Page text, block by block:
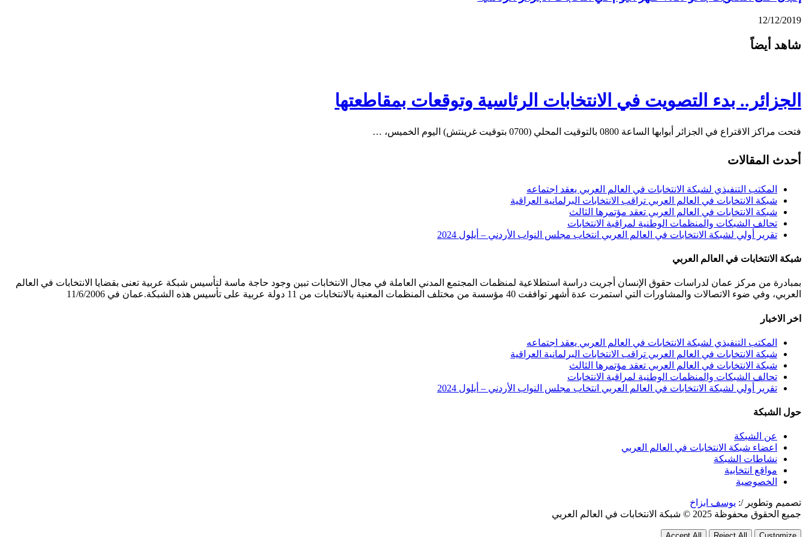
12/12/2019
شاهد أيضاً
الجزائر.. بدء التصويت في الانتخابات الرئاسية وتوقعات بمقاطعتها
فتحت مراكز الاقتراع في الجزائر أبوابها الساعة 0800 بالتوقيت المحلي (0700 بتوقيت غرينتش) اليوم الخميس، …
أحدث المقالات
المكتب التنفيذي لشبكة الانتخابات في العالم العربي يعقد اجتماعه
شبكة الانتخابات في العالم العربي تراقب الانتخابات البرلمانية العراقية
شبكة الانتخابات في العالم العربي تعقد مؤتمرها الثالث
تحالف الشبكات والمنظمات الوطنية لمراقبة الانتخابات
تقرير أولي لشبكة الانتخابات في العالم العربي انتخاب مجلس النواب الأردني – أيلول 2024
شبكة الانتخابات في العالم العربي
بمبادرة من مركز عمان لدراسات حقوق الإنسان أجريت دراسة استطلاعية لمنظمات المجتمع المدني العاملة في مجال الانتخابات تبين وجود حاجة ماسة لتأسيس شبكة عربية تعنى بقضايا الانتخابات في العالم
العربي، وفي ضوء الاتصالات والمشاورات التي استمرت عدة أشهر توافقت 40 مؤسسة من مختلف المنظمات المعنية بالانتخابات من 11 دولة عربية على تأسيس هذه الشبكة.عمان في 11/6/2006
اخر الاخبار
المكتب التنفيذي لشبكة الانتخابات في العالم العربي يعقد اجتماعه
شبكة الانتخابات في العالم العربي تراقب الانتخابات البرلمانية العراقية
شبكة الانتخابات في العالم العربي تعقد مؤتمرها الثالث
تحالف الشبكات والمنظمات الوطنية لمراقبة الانتخابات
تقرير أولي لشبكة الانتخابات في العالم العربي انتخاب مجلس النواب الأردني – أيلول 2024
حول الشبكة
عن الشبكة
اعضاء شبكة الانتخابات في العالم العربي
نشاطات الشبكة
مواقع انتخابية
الخصوصية
تصميم وتطوير /: يوسف ابزاخ
جميع الحقوق محفوظة 2025 © شبكة الانتخابات في العالم العربي